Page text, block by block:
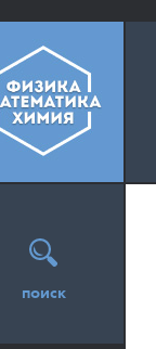
поиск